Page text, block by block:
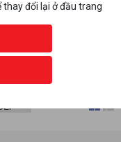
thay đổi lại ở đầu trang